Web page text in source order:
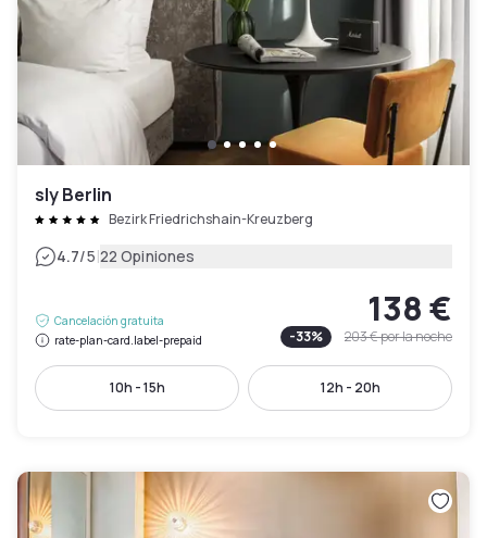
sly Berlin
Bezirk Friedrichshain-Kreuzberg
4.7/5|22 Opiniones
Cancelación gratuita
rate-plan-card.label-prepaid
138 €
-33% 203 €por la noche
10h - 15h 12h - 20h